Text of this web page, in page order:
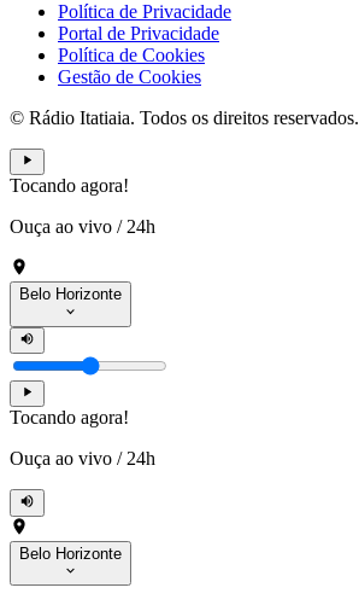
Política de Privacidade
Portal de Privacidade
Política de Cookies
Gestão de Cookies
© Rádio Itatiaia. Todos os direitos reservados.
Tocando agora!
Ouça ao vivo / 24h
Belo Horizonte
Tocando agora!
Ouça ao vivo / 24h
Belo Horizonte